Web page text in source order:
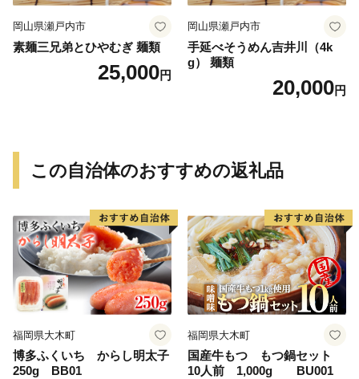
岡山県瀬戸内市
素麺三兄弟とひやむぎ 麺類
25,000円
岡山県瀬戸内市
手延べそうめん吉井川（4k
g） 麺類
20,000円
この自治体のおすすめの返礼品
福岡県大木町
博多ふくいち からし明太子
250g BB01
福岡県大木町
国産牛もつ もつ鍋セット
10人前 1,000g BU001